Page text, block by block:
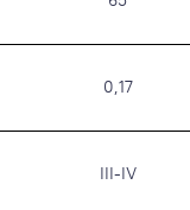
0,17
III-IV